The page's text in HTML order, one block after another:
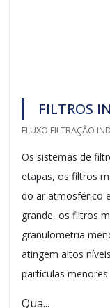
FILTROS
FLUXO FILTRAÇÃO
Os sistemas de
etapas, os filtros
do ar atmosférico
grande, os filtros
granulometria
atingem altos
partículas menores
Qua...